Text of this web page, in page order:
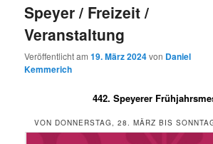
Speyer / Freizeit /
Veranstaltung
Veröffentlicht am19. März 2024von Daniel
Kemmerich
442. Speyerer
VON DONNERSTAG, 28. MÄRZ BIS